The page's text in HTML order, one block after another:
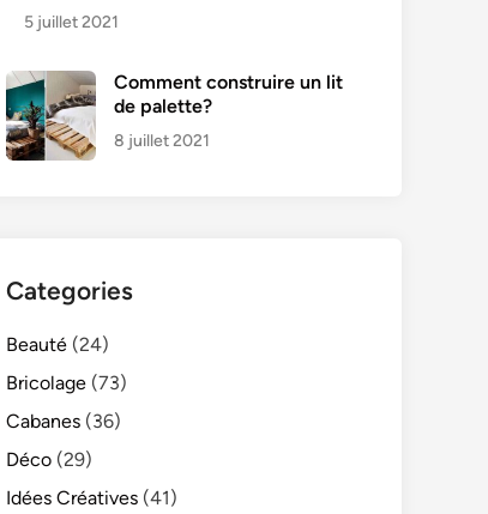
5 juillet 2021
Comment construire un lit
de palette?
8 juillet 2021
Categories
Beauté (24)
Bricolage (73)
Cabanes (36)
Déco (29)
Idées Créatives (41)